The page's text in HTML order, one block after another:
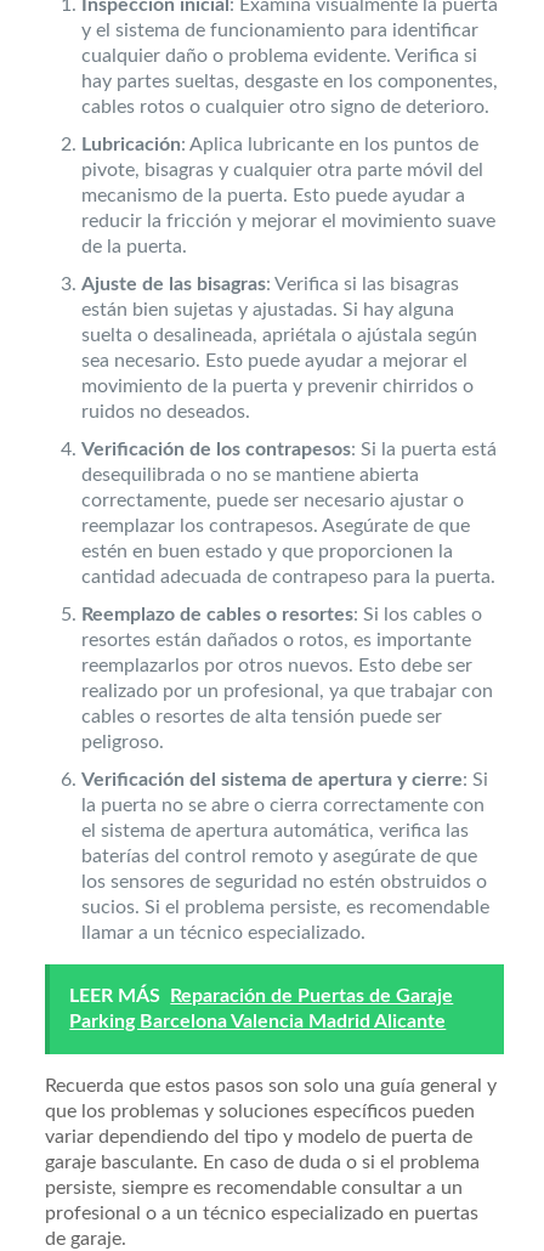
Inspección inicial : Examina visualmente la puerta
y el sistema de funcionamiento para identificar
cualquier daño o problema evidente. Verifica si
hay partes sueltas, desgaste en los componentes,
cables rotos o cualquier otro signo de deterioro.
Lubricación: Aplica lubricante en los puntos de
pivote, bisagras y cualquier otra parte móvil del
mecanismo de la puerta. Esto puede ayudar a
reducir la fricción y mejorar el movimiento suave
de la puerta.
Ajuste de las bisagras: Verifica si las bisagras
están bien sujetas y ajustadas. Si hay alguna
suelta o desalineada, apriétala o ajústala según
sea necesario. Esto puede ayudar a mejorar el
movimiento de la puerta y prevenir chirridos o
ruidos no deseados.
Verificación de los contrapesos: Si la puerta está
desequilibrada o no se mantiene abierta
correctamente, puede ser necesario ajustar o
reemplazar los contrapesos. Asegúrate de que
estén en buen estado y que proporcionen la
cantidad adecuada de contrapeso para la puerta.
Reemplazo de cables o resortes: Si los cables o
resortes están dañados o rotos, es importante
reemplazarlos por otros nuevos. Esto debe ser
realizado por un profesional, ya que trabajar con
cables o resortes de alta tensión puede ser
peligroso.
Verificación del sistema de apertura y cierre: Si
la puerta no se abre o cierra correctamente con
el sistema de apertura automática, verifica las
baterías del control remoto y asegúrate de que
los sensores de seguridad no estén obstruidos o
sucios. Si el problema persiste, es recomendable
llamar a un técnico especializado.
LEER MÁS
Reparación de Puertas de Garaje
Parking Barcelona Valencia Madrid Alicante
Recuerda que estos pasos son solo una guía general y
que los problemas y soluciones específicos pueden
variar dependiendo del tipo y modelo de puerta de
garaje basculante. En caso de duda o si el problema
persiste, siempre es recomendable consultar a un
profesional o a un técnico especializado en puertas
de garaje.